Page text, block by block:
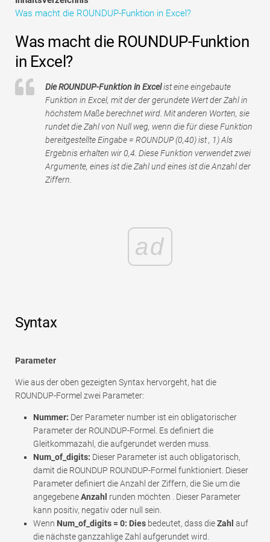
Tutorials zur Finanzmodellierung
Vollständige Form
Risikomanagement-Tutorials
Was macht die ROUNDUP-Funktion in Excel?
Was macht die ROUNDUP-Funktion
in Excel?
Die ROUNDUP-Funktion in Excelist eine eingebaute
Funktion in Excel, mit der der gerundete Wert der Zahl in
höchstem Maße berechnet wird. Mit anderen Worten, sie
rundet die Zahl von Null weg, wenn die für diese Funktion
bereitgestellte Eingabe = ROUNDUP (0,40) ist , 1) Als
Ergebnis erhalten wir 0,4. Diese Funktion verwendet zwei
Argumente, eines ist die Zahl und eines ist die Anzahl der
Ziffern.
ad
Syntax
Parameter
Wie aus der oben gezeigten Syntax hervorgeht, hat die
ROUNDUP-Formel zwei Parameter:
Nummer: Der Parameter number ist ein obligatorischer
Parameter der ROUNDUP-Formel. Es definiert die
Gleitkommazahl, die aufgerundet werden muss.
Num_of_digits: Dieser Parameter ist auch obligatorisch,
damit die ROUNDUP ROUNDUP-Formel funktioniert. Dieser
Parameter definiert die Anzahl der Ziffern, die Sie um die
angegebeneAnzahl runden möchten . Dieser Parameter
kann positiv, negativ oder null sein.
Wenn Num_of_digits = 0: Dies bedeutet, dass dieZahl auf
die nächste ganzzahlige Zahl aufgerundet wird.